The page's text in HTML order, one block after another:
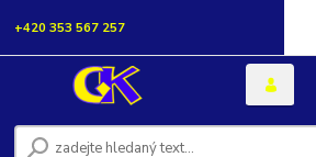
+420 353 567 257